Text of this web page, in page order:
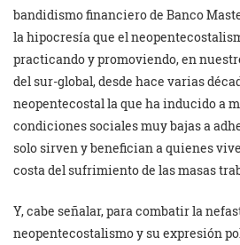
bandidismo financiero de Banco
la hipocresía que el
practicando y promoviendo, en
del sur-global, desde hace varias
neopentecostal la que ha inducido a
condiciones sociales muy bajas a
solo sirven y benefician a quienes
costa del sufrimiento de las masas
Y, cabe señalar, para combatir la
neopentecostalismo y su expresión